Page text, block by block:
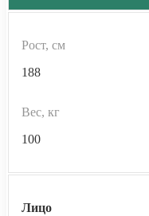
Рост, см
188
Вес, кг
100
Лицо